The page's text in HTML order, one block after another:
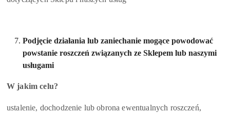
Podjęcie działania lub zaniechanie mogące powodować
powstanie roszczeń związanych ze Sklepem lub naszymi
usługami
W jakim celu?
ustalenie, dochodzenie lub obrona ewentualnych roszczeń,